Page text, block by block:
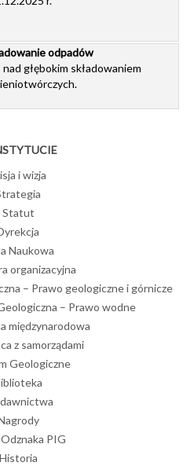
odpadów
głębokim składowaniem
i wizja
Statut
Naukowa
organizacyjna
– Prawo geologiczne i górnicze
– Prawo wodne
międzynarodowa
z samorządami
Geologiczne
PIG
Historia